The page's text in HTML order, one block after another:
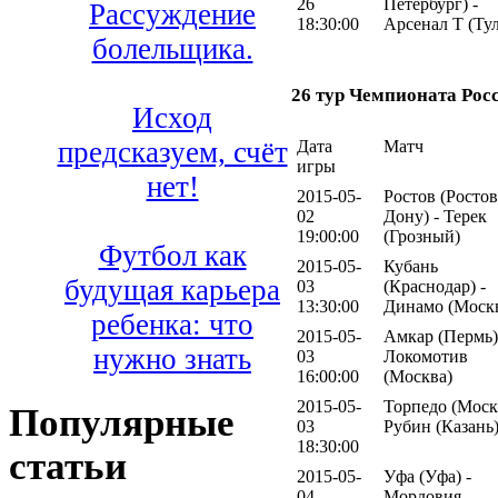
Рассуждение
болельщика.
Исход
предсказуем, счёт
нет!
Футбол как
будущая карьера
ребенка: что
нужно знать
Популярные
статьи
18:30:00
Арсенал Т
26 тур Чемпионата
Дата
игры
Матч
2015-05-
02
19:00:00
Ростов
Дону) - Терек
(Грозный)
2015-05-
03
13:30:00
Кубань
(Краснодар) -
Динамо
2015-05-
03
16:00:00
Амкар
Локомотив
(Москва)
2015-05-
03
18:30:00
Торпедо
Рубин (Казань)
2015-05-
Уфа (Уфа) -